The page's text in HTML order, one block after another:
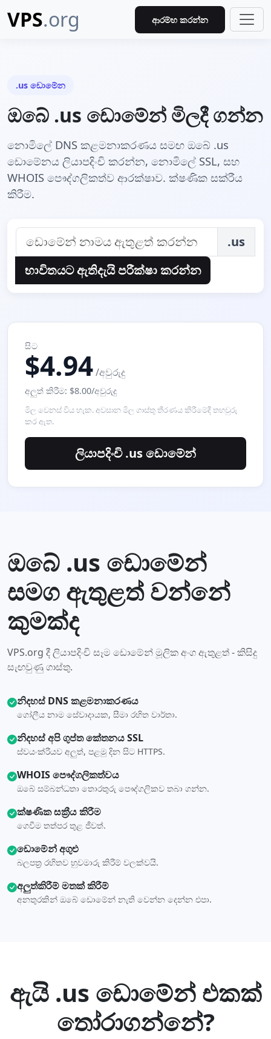
VPS.org ආරම්භ කරන්න
.us ඩොමේන
ඔබේ .us ඩොමේන් මිලදී ගන්න
නොමිලේ DNS කළමනාකරණය සමඟ ඔබේ .us
ඩොමේනය ලියාපදිංචි කරන්න, නොමිලේ SSL, සහ
WHOIS පෞද්ගලිකත්ව ආරක්ෂාව. ක්ෂණික සක්රීය
කිරීම.
.us
භාවිතයට ඇතිදැයි පරීක්ෂා කරන්න
සිට
$4.94/අවුරුදු
අලුත් කිරීම: $8.00/අවුරුදු
මිල වෙනස් විය හැක. අවසාන මිල ගාස්තු තීරණය කිරීමේදී තහවුරු
කර ඇත.
ලියාපදිංචි .us ඩොමේන්
ඔබේ .us ඩොමේන්
සමග ඇතුළත් වන්නේ
කුමක්ද
VPS.org දී ලියාපදිංචි සෑම ඩොමේන් මූලික අංග ඇතුළත් - කිසිදු
සැඟවුණු ගාස්තු.
නිදහස් DNS කළමනාකරණය
ගෝලීය නාම සේවාදායක, සීමා රහිත වාර්තා.
නිදහස් අපි ගුප්ත කේතනය SSL
ස්වයංක්රීයව අලුත්, පළමු දින සිට HTTPS.
WHOIS පෞද්ගලිකත්වය
ඔබේ සම්බන්ධතා තොරතුරු පෞද්ගලිකව තබා ගන්න.
ක්ෂණික සක්‍රීය කිරීම
ගෙවීම තත්පර තුළ ජීවත්.
ඩොමේන් අගුළු
බලපත්‍ර රහිතව හුවමාරු කිරීම් වලක්වයි.
අලුත්කිරීම් මතක් කිරීම්
අනතුරකින් ඔබේ ඩොමේන් නැති වෙන්න දෙන්න එපා.
ඇයි .us ඩොමේන් එකක්
තෝරාගන්නේ?